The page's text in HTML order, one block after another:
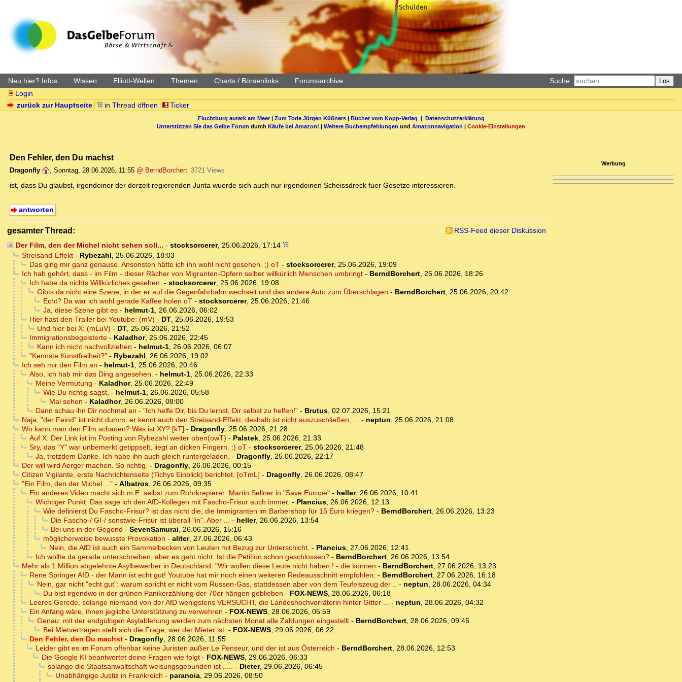
Neu hier? Infos Wissen Elliott-Wellen Themen Charts / Börsenlinks Forumsarchive Suche: Los
Login
zurück zur Hauptseite
in Thread öffnen Ticker
Fluchtburg autark am Meer| Zum Tode Jürgen Küßners| Bücher vom Kopp-Verlag | Datenschutzerklärung
Unterstützen Sie das Gelbe Forum durch Käufe bei Amazon! | Weitere Buchempfehlungen und Amazonnavigation | Cookie-Einstellungen
Den Fehler, den Du machst
Dragonfly , Sonntag, 28.06.2026, 11:55 @ BerndBorchert 3721 Views
ist, dass Du glaubst, irgendeiner der derzeit regierenden Junta wuerde sich auch nur irgendeinen Scheissdreck fuer Gesetze interessieren.
antworten
gesamter Thread:
RSS-Feed dieser Diskussion
Der Film, den der Michel nicht sehen soll... - stocksorcerer, 25.06.2026, 17:14
Streisand-Effekt- Rybezahl, 25.06.2026, 18:03
Das ging mir ganz genauso. Ansonsten hätte ich ihn wohl nicht gesehen. ;) oT- stocksorcerer, 25.06.2026, 19:09
Ich hab gehört, dass - im Film - dieser Rächer von Migranten-Opfern selber willkürlich Menschen umbringt- BerndBorchert, 25.06.2026, 18:26
Ich habe da nichts Willkürliches gesehen. - stocksorcerer, 25.06.2026, 19:08
Gibts da nicht eine Szene, in der er auf die Gegenfahrbahn wechselt und das andere Auto zum Überschlagen - BerndBorchert, 25.06.2026, 20:42
Echt? Da war ich wohl gerade Kaffee holen oT- stocksorcerer, 25.06.2026, 21:46
Ja, diese Szene gibt es- helmut-1, 26.06.2026, 06:02
Hier hast den Trailer bei Youtube: (mV) - DT, 25.06.2026, 19:53
Und hier bei X: (mLuV) - DT, 25.06.2026, 21:52
Immigrationsbegeisterte- Kaladhor, 25.06.2026, 22:45
Kann ich nicht nachvollziehen - helmut-1, 26.06.2026, 06:07
"Kennste Kunstfreiheit?"- Rybezahl, 26.06.2026, 19:02
Ich seh mir den Film an - helmut-1, 25.06.2026, 20:46
Also, ich hab mir das Ding angesehen. - helmut-1, 25.06.2026, 22:33
Meine Vermutung - Kaladhor, 25.06.2026, 22:49
Wie Du richtig sagst, - helmut-1, 26.06.2026, 05:58
Mal sehen - Kaladhor, 26.06.2026, 08:00
Dann schau ihn Dir nochmal an - "Ich helfe Dir, bis Du lernst, Dir selbst zu helfen!"- Brutus, 02.07.2026, 15:21
Naja, "der Feind" ist nicht dumm: er kennt auch den Streisand-Effekt, deshalb ist nicht auszuschließen, ... - neptun, 25.06.2026, 21:08
Wo kann man den Film schauen? Was ist XY? [kT] - Dragonfly, 25.06.2026, 21:28
Auf X. Der Link ist im Posting von Rybezahl weiter oben(owT) - Palstek, 25.06.2026, 21:33
Sry, das "Y" war unbemerkt getippselt, liegt an dicken Fingern. :) oT- stocksorcerer, 25.06.2026, 21:48
Ja, trotzdem Danke. Ich habe ihn auch gleich runtergeladen. - Dragonfly, 25.06.2026, 22:17
Der will wird Aerger machen. So richtig. - Dragonfly, 26.06.2026, 00:15
Citizen Vigilante, erste Nachrichtenseite (Tichys Einblick) berichtet. [oTmL] - Dragonfly, 26.06.2026, 08:47
"Ein Film, den der Michel ..."- Albatros, 26.06.2026, 09:35
Ein anderes Video macht sich m.E. selbst zum Rohrkrepierer: Martin Sellner in "Save Europe"- heller, 26.06.2026, 10:41
Wichtiger Punkt. Das sage ich den AfD-Kollegen mit Fascho-Frisur auch immer. - Plancius, 26.06.2026, 12:13
Wie definierst Du Fascho-Frisur? ist das nicht die, die Immigranten im Barbershop für 15 Euro kriegen?- BerndBorchert, 26.06.2026, 13:23
Die Fascho-/ GI-/ sonstwie-Frisur ist überall "in". Aber ... - heller, 26.06.2026, 13:54
Bei uns in der Gegend - SevenSamurai, 26.06.2026, 15:16
möglicherweise bewusste Provokation - aliter, 27.06.2026, 06:43
Nein, die AfD ist auch ein Sammelbecken von Leuten mit Bezug zur Unterschicht. - Plancius, 27.06.2026, 12:41
Ich wollte da gerade unterschreiben, aber es geht nicht. Ist die Petition schon geschlossen?- BerndBorchert, 26.06.2026, 13:54
Mehr als 1 Million abgelehnte Asylbewerber in Deutschland: "Wir wollen diese Leute nicht haben ! - die können - BerndBorchert, 27.06.2026, 13:23
Rene Springer AfD - der Mann ist echt gut! Youtube hat mir noch einen weiteren Redeausschnitt empfohlen: - BerndBorchert, 27.06.2026, 16:18
Nein, gar nicht "echt gut": warum spricht er nicht vom Russen-Gas, stattdessen aber von dem Teufelszeug der .. - neptun, 28.06.2026, 04:34
Du bist irgendwo in der grünen Panikerzählung der 70er hängen geblieben - FOX-NEWS, 28.06.2026, 06:18
Leeres Gerede, solange niemand von der AfD wenigstens VERSUCHT, die Landeshochverräterin hinter Gitter ... - neptun, 28.06.2026, 04:32
Ein Anfang wäre, ihnen jegliche Unterstützung zu verwehren - FOX-NEWS, 28.06.2026, 05:59
Genau: mit der endgültigen Asylablehung werden zum nächsten Monat alle Zahlungen eingestellt- BerndBorchert, 28.06.2026, 09:45
Bei Mietverträgen stellt sich die Frage, wer der Mieter ist. - FOX-NEWS, 29.06.2026, 06:22
Den Fehler, den Du machst- Dragonfly, 28.06.2026, 11:55
Leider gibt es im Forum offenbar keine Juristen außer Le Penseur, und der ist aus Österreich - BerndBorchert, 28.06.2026, 12:53
Die Google KI beantwortet deine Fragen wie folgt- FOX-NEWS, 29.06.2026, 06:33
solange die Staatsanwaltschaft weisungsgebunden ist ..... - Dieter, 29.06.2026, 06:45
Unabhängige Justiz in Frankreich - paranoia, 29.06.2026, 08:50
Werbung